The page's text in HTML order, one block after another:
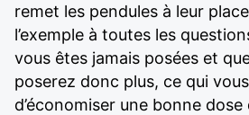
remet les pendules à leur
l’exemple à toutes les
vous êtes jamais posées et
poserez donc plus, ce qui
d’économiser une bonne dose